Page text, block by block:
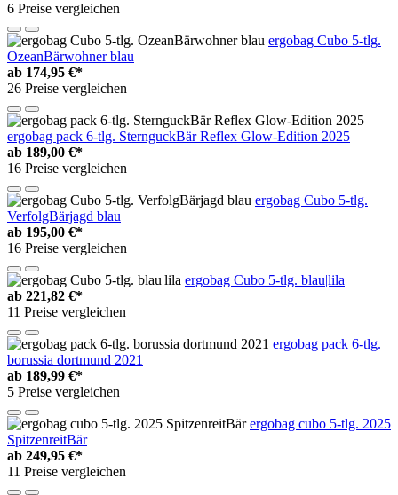
6 Preise vergleichen
ergobag Cubo 5-tlg.
OzeanBärwohner blau
ab 174,95 €*
26 Preise vergleichen
ergobag pack 6-tlg. SternguckBär Reflex Glow-Edition 2025
ab 189,00 €*
16 Preise vergleichen
ergobag Cubo 5-tlg.
VerfolgBärjagd blau
ab 195,00 €*
16 Preise vergleichen
ergobag Cubo 5-tlg. blau|lila
ab 221,82 €*
11 Preise vergleichen
ergobag pack 6-tlg.
borussia dortmund 2021
ab 189,99 €*
5 Preise vergleichen
ergobag cubo 5-tlg. 2025
SpitzenreitBär
ab 249,95 €*
11 Preise vergleichen